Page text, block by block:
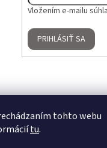
tohto webu
tu.
Vložením e-mailu
PRIHLÁSIŤ SA